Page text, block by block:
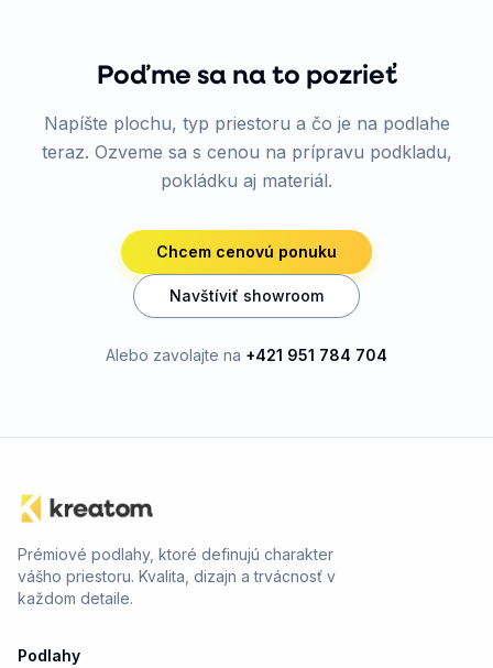
Poďme sa na to pozrieť
Napíšte plochu, typ priestoru a čo je na podlahe
teraz. Ozveme sa s cenou na prípravu podkladu,
pokládku aj materiál.
Chcem cenovú ponuku
Navštíviť showroom
Alebo zavolajte na +421 951 784 704
Prémiové podlahy, ktoré definujú charakter
vášho priestoru. Kvalita, dizajn a trvácnosť v
každom detaile.
Podlahy